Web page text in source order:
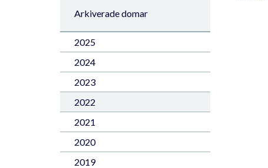
Arkiverade domar
2025
2024
2023
2022
2021
2020
2019